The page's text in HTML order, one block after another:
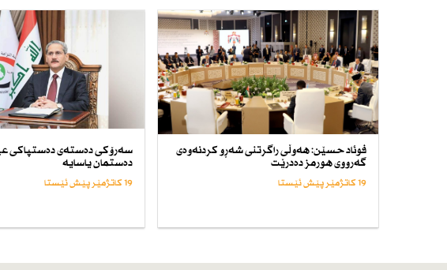
فوئاد حسێن: هەوڵی راگرتنی شەڕو كردنەوەی
گەرووی هورمز دەدرێت
19 کاتژمێر پێش ئێستا
سەرۆكی دەستەی دەستپاكی
دەستمان یاسایە
19 کاتژمێر پێش ئێستا